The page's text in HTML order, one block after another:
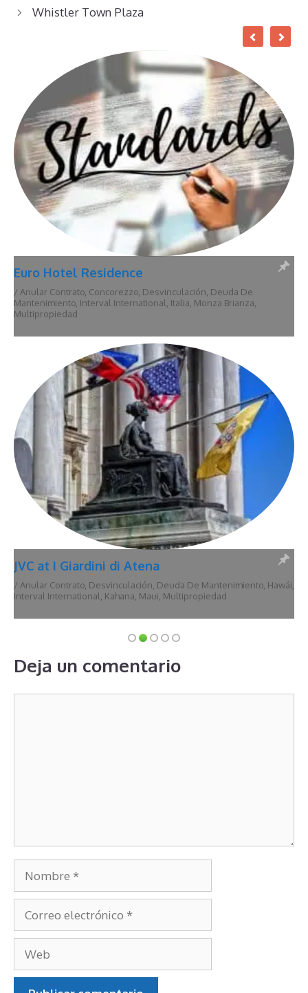
Whistler Town Plaza
Euro Hotel Residence
/ Anular Contrato, Concorezzo, Desvinculación, Deuda De
Mantenimiento, Interval International, Italia, Monza Brianza,
Multipropiedad
JVC at I Giardini di Atena
/ Anular Contrato, Desvinculación, Deuda De Mantenimiento, Hawái,
Interval International, Kahana, Maui, Multipropiedad
Deja un comentario
Nombre
Correo
electrónico
Web